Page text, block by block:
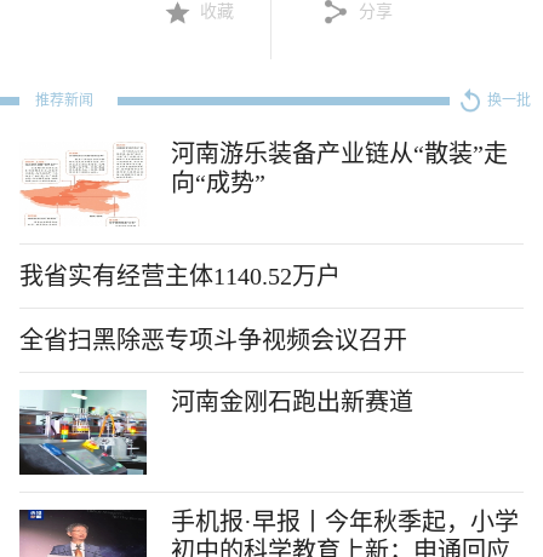
收藏 分享
推荐新闻 换一批
河南游乐装备产业链从“散装”走
向“成势”
我省实有经营主体1140.52万户
全省扫黑除恶专项斗争视频会议召开
河南金刚石跑出新赛道
手机报·早报丨今年秋季起，小学
初中的科学教育上新；申通回应